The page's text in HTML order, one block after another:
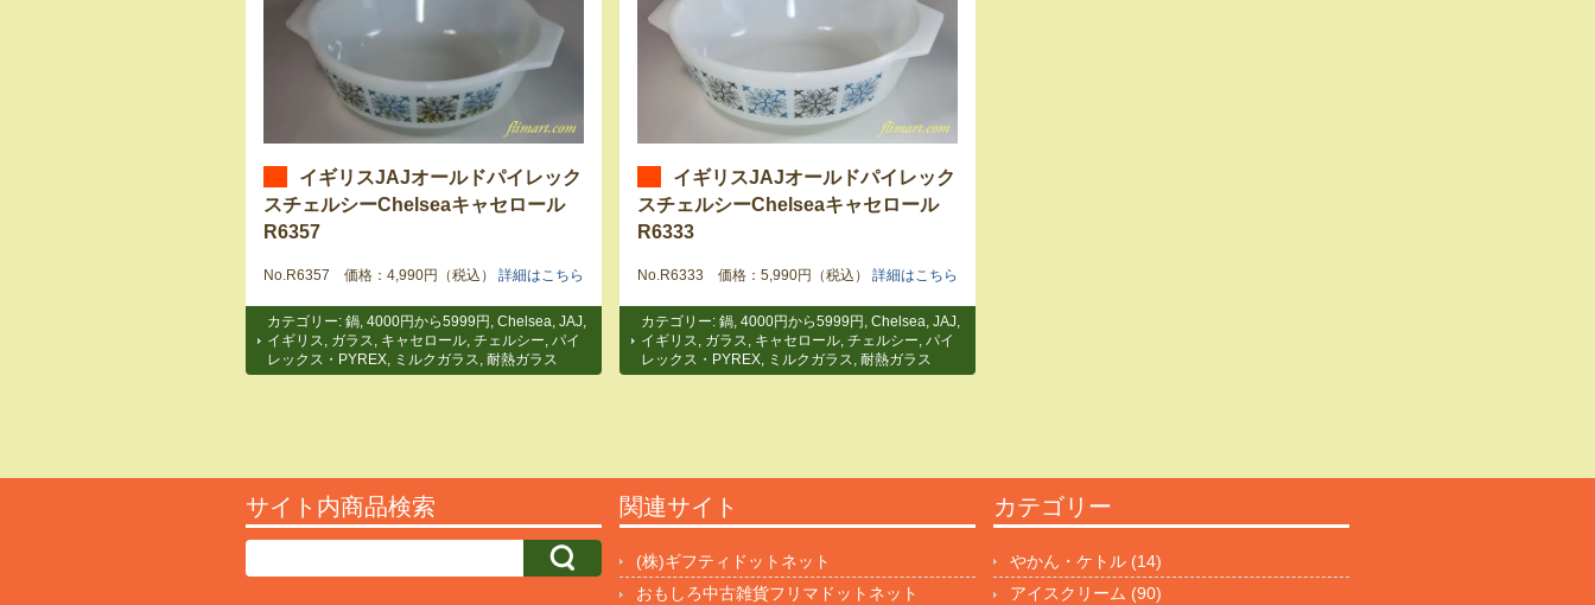
イギリスJAJオールドパイレック
スチェルシーChelseaキャセロール
R6357
No.R6357 価格：4,990円（税込） 詳細はこちら
カテゴリー: 鍋 4000円から5999円 Chelsea JAJ
イギリス
ガラス キャセロール チェルシー
パイ
レックス・PYREX
ミルクガラス 耐熱ガラス
イギリスJAJオールドパイレック
スチェルシーChelseaキャセロール
R6333
No.R6333 価格：5,990円（税込） 詳細はこちら
カテゴリー: 鍋 4000円から5999円 Chelsea JAJ
イギリス
ガラス キャセロール チェルシー
パイ
レックス・PYREX
ミルクガラス 耐熱ガラス
サイト内商品検索 関連サイト
(株)ギフティドットネット
おもしろ中古雑貨フリマドットネット
カテゴリー
やかん・ケトル (14)
アイスクリーム (90)